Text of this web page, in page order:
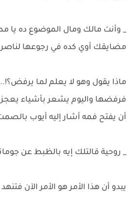
_ وأنت مالك ومال الموضوع ده يا
مضايقك أوي كده في رجوعها
ماذا يقول وهو لا يعلم لما
فرفضها واليوم يشعر بأشياء
أن يفتح فمه أشار إليه أيوب
_ روحية قالتلك إيه بالظبط عن
يبدو أن هذا الأمر هو الأمر الآن